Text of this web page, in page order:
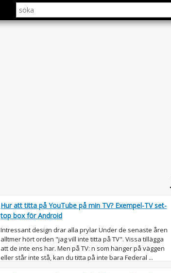
Hur att titta på YouTube på min TV? Exempel-TV set-
top box för Android
Intressant design drar alla prylar Under de senaste åren
alltmer hört orden "jag vill inte titta på TV". Vissa tillägga
att de inte ens har. Men på TV: n som hänger på väggen
eller står inte stå, kan du titta på inte bara Federal ...